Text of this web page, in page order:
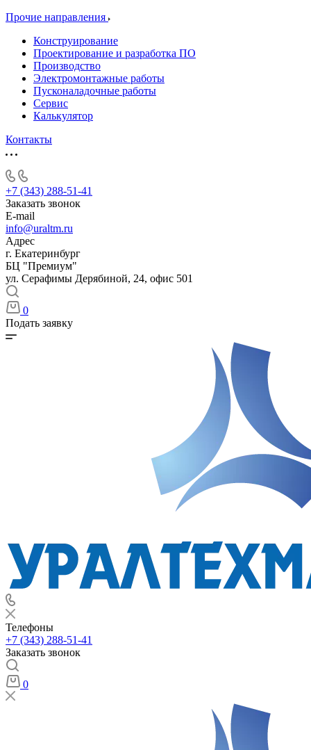
Прочие направления
Конструирование
Проектирование и разработка ПО
Производство
Электромонтажные работы
Пусконаладочные работы
Сервис
Калькулятор
Контакты
+7 (343) 288-51-41
Заказать звонок
E-mail
info@uraltm.ru
Адрес
г. Екатеринбург
БЦ "Премиум"
ул. Серафимы Дерябиной, 24, офис 501
0
Подать заявку
Телефоны
+7 (343) 288-51-41
Заказать звонок
0